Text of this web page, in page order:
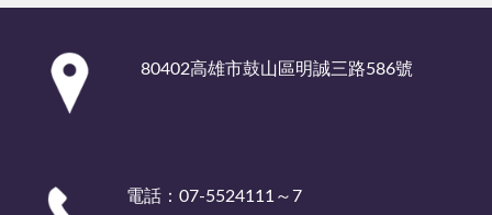
80402高雄市鼓山區明誠三路586號
電話：07-5524111～7